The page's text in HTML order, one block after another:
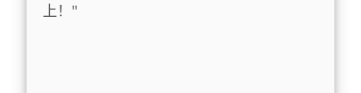
上！"